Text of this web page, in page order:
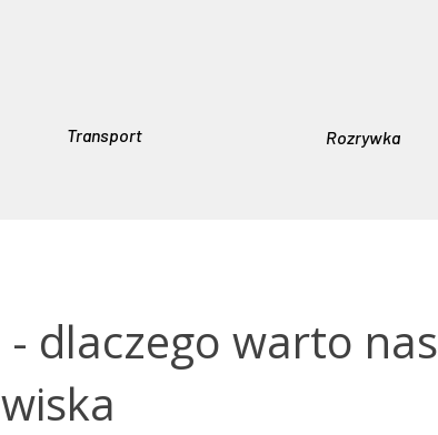
Transport Rozrywka
dlaczego warto nas